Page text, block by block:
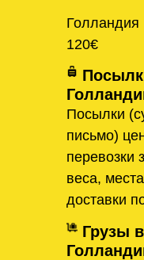
120€
Посылки
письмо)
перевозки
веса,
доставки
Грузы